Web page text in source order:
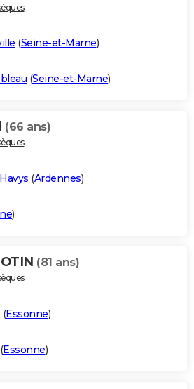
(Seine-et-Marne)
(Seine-et-Marne)
(66 ans)
(Ardennes)
)
(81 ans)
(Essonne)
(Essonne)